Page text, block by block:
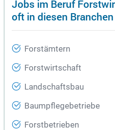
Jobs im Beruf
oft in diesen
Forstämtern
Forstwirtschaft
Landschaftsbau
Baumpflegebetriebe
Forstbetrieben